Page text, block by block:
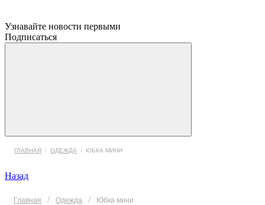
Узнавайте новости первыми
Подписаться
ГЛАВНАЯ / ОДЕЖДА / ЮБКА МИНИ
Назад
Главная / Одежда / Юбка мини